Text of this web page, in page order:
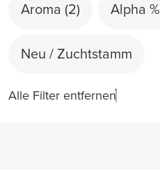
Aroma (2) Alpha %
Neu / Zuchtstamm
Alle Filter entfernen